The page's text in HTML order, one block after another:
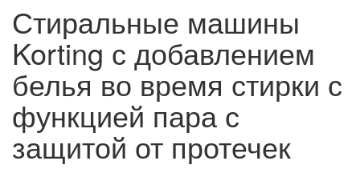
Стиральные машины
Korting с добавлением
белья во время стирки с
функцией пара с
защитой от протечек